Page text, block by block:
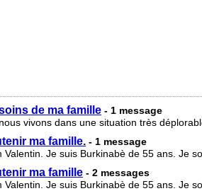
de ma famille - 1 message
vivons dans une situation très
ma famille. - 1 message
Je suis Burkinabè de 55 ans. Je
ma famille - 2 messages
Je suis Burkinabè de 55 ans. Je